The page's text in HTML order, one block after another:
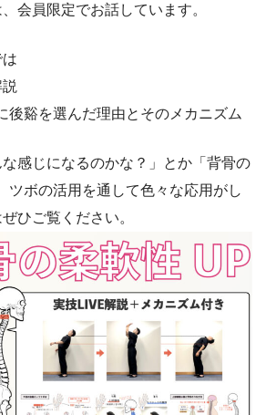
会員限定でお話しています。
説
後谿を選んだ理由とそのメカニズム
な感じになるのかな？」とか「背骨の
ツボの活用を通して色々な応用がし
ひご覧ください。